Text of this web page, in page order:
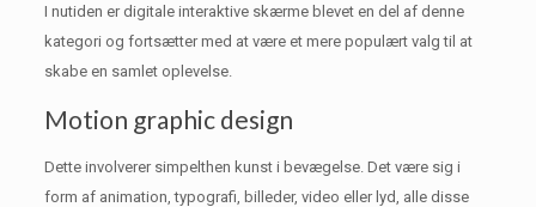
I nutiden er digitale interaktive skærme blevet en del af denne
kategori og fortsætter med at være et mere populært valg til at
skabe en samlet oplevelse.
Motion graphic design
Dette involverer simpelthen kunst i bevægelse. Det være sig i
form af animation, typografi, billeder, video eller lyd, alle disse